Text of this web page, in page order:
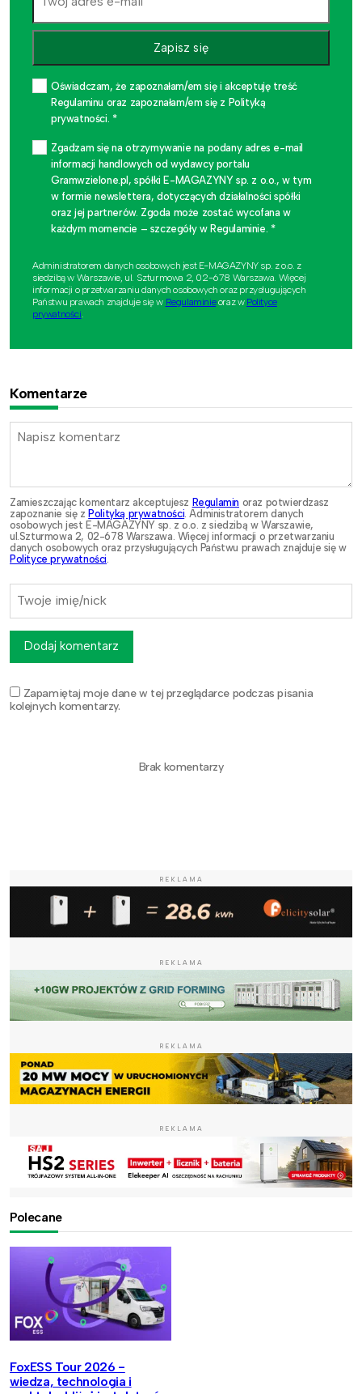
Zapisz się
Oświadczam, że zapoznałam/em się i akceptuję treść
Regulaminu oraz zapoznałam/em się z Polityką
prywatności. *
Zgadzam się na otrzymywanie na podany adres e-mail
informacji handlowych od wydawcy portalu
Gramwzielone.pl, spółki E-MAGAZYNY sp. z o.o., w tym
w formie newslettera, dotyczących działalności spółki
oraz jej partnerów. Zgoda może zostać wycofana w
każdym momencie – szczegóły w Regulaminie. *
Administratorem danych osobowych jest E-MAGAZYNY sp. z o.o. z
siedzibą w Warszawie, ul. Szturmowa 2, 02-678 Warszawa. Więcej
informacji o przetwarzaniu danych osobowych oraz przysługujących
Państwu prawach znajduje się w Regulaminieoraz w Polityce
prywatności.
Komentarze
Zamieszczając komentarz akceptujesz Regulamin oraz potwierdzasz
zapoznanie się z Polityką prywatności. Administratorem danych
osobowych jest E-MAGAZYNY sp. z o.o. z siedzibą w Warszawie,
ul.Szturmowa 2, 02-678 Warszawa. Więcej informacji o przetwarzaniu
danych osobowych oraz przysługujących Państwu prawach znajduje się w
Polityce prywatności.
Zapamiętaj moje dane w tej przeglądarce podczas pisania
kolejnych komentarzy.
Dodaj komentarz
Brak komentarzy
REKLAMA
REKLAMA
REKLAMA
REKLAMA
Polecane
FoxESS Tour 2026 -
wiedza, technologia i